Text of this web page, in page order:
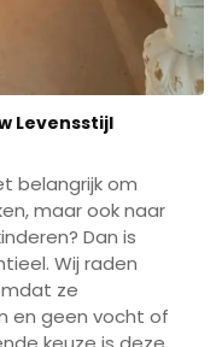
Levensstijl
belangrijk om
maar ook naar
Dan is
Wij raden
ze
en geen vocht of